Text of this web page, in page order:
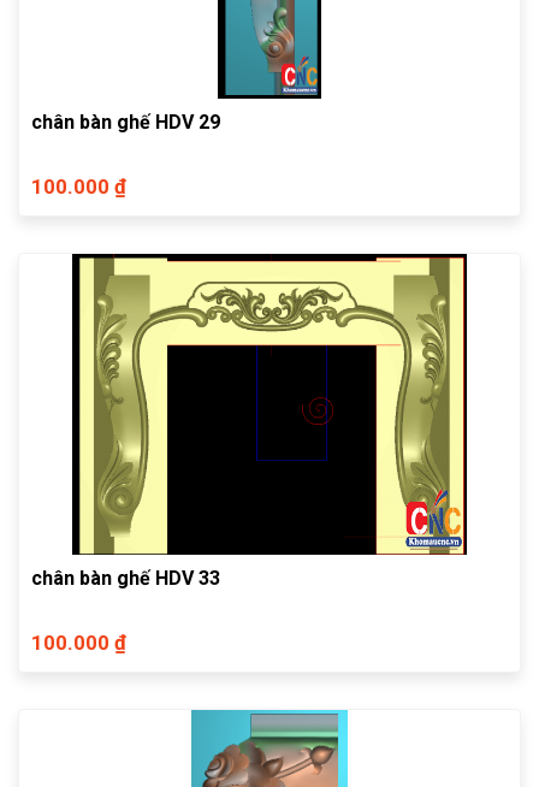
chân bàn ghế HDV 29
100.000 ₫
chân bàn ghế HDV 33
100.000 ₫